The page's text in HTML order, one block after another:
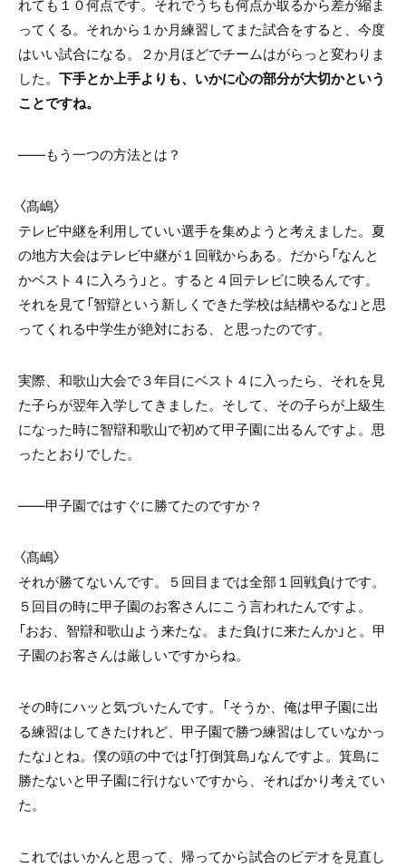
れても１０何点です。それでうちも何点か取るから差が縮ま
ってくる。それから１か月練習してまた試合をすると、今度
はいい試合になる。２か月ほどでチームはがらっと変わりま
した。 下手とか上手よりも、いかに心の部分が大切かという
ことですね。
――もう一つの方法とは？
〈髙嶋〉
テレビ中継を利用していい選手を集めようと考えました。夏
の地方大会はテレビ中継が１回戦からある。だから「なんと
かベスト４に入ろう」と。すると４回テレビに映るんです。
それを見て「智辯という新しくできた学校は結構やるな」と思
ってくれる中学生が絶対におる、と思ったのです。
実際、和歌山大会で３年目にベスト４に入ったら、それを見
た子らが翌年入学してきました。そして、その子らが上級生
になった時に智辯和歌山で初めて甲子園に出るんですよ。思
ったとおりでした。
――甲子園ではすぐに勝てたのですか？
〈髙嶋〉
それが勝てないんです。５回目までは全部１回戦負けです。
５回目の時に甲子園のお客さんにこう言われたんですよ。
「おお、智辯和歌山よう来たな。また負けに来たんか」と。甲
子園のお客さんは厳しいですからね。
その時にハッと気づいたんです。「そうか、俺は甲子園に出
る練習はしてきたけれど、甲子園で勝つ練習はしていなかっ
たな」とね。僕の頭の中では「打倒箕島」なんですよ。箕島に
勝たないと甲子園に行けないですから、そればかり考えてい
た。
これではいかんと思って、帰ってから試合のビデオを見直し